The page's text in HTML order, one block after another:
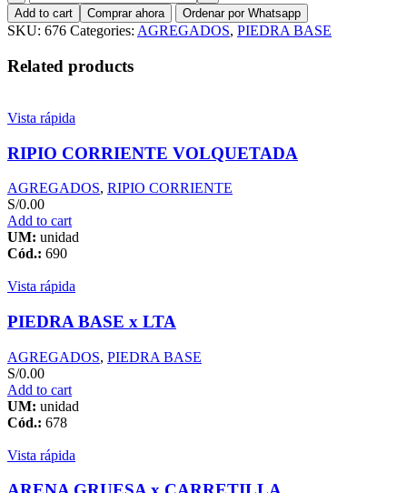
BASE
quantity
Add to cart Comprar ahora Ordenar por Whatsapp
SKU: 676 Categories: AGREGADOS, PIEDRA BASE
Related products
Vista rápida
RIPIO CORRIENTE VOLQUETADA
AGREGADOS, RIPIO CORRIENTE
S/0.00
Add to cart
UM: unidad
Cód.: 690
Vista rápida
PIEDRA BASE x LTA
AGREGADOS, PIEDRA BASE
S/0.00
Add to cart
UM: unidad
Cód.: 678
Vista rápida